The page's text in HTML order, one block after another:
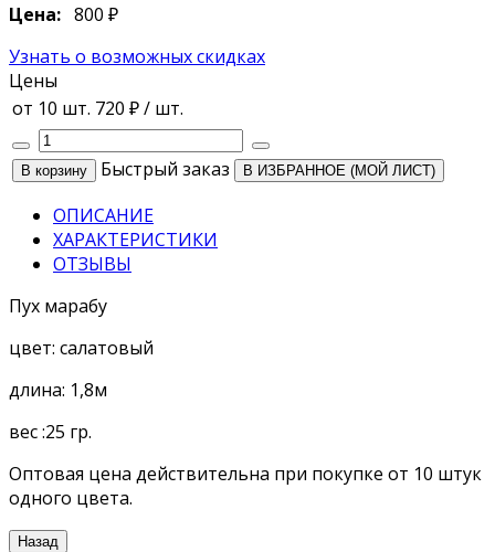
Цена: 800 ₽
Узнать о возможных скидках
Цены
от 10 шт. 720 ₽/ шт.
Быстрый заказ В ИЗБРАННОЕ (МОЙ ЛИСТ)
ОПИСАНИЕ
ХАРАКТЕРИСТИКИ
ОТЗЫВЫ
Пух марабу
цвет: салатовый
длина: 1,8м
вес :25 гр.
Оптовая цена действительна при покупке от 10 штук
одного цвета.